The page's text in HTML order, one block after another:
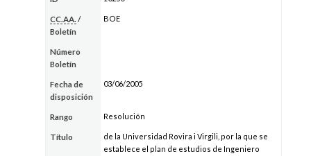
CC.AA. /
Boletín
BOE
Número
Boletín
Fecha de
disposición
03/06/2005
Rango Resolución
Título
de la Universidad Rovira i Virgili, por la que se
establece el plan de estudios de Ingeniero